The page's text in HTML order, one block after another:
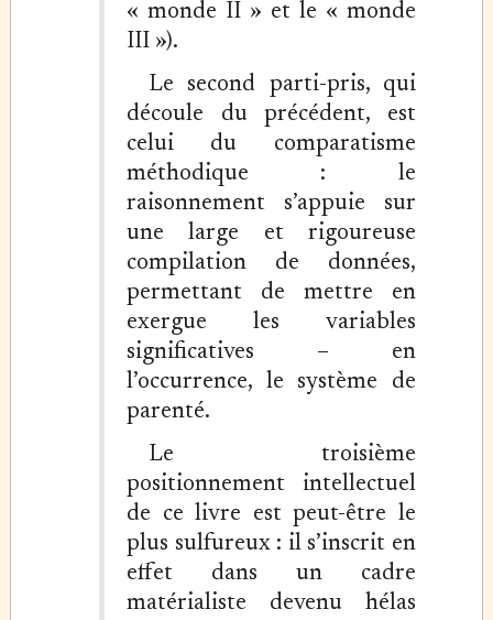
« monde II » et le « monde
III »).
Le second parti-pris, qui
découle du précédent, est
celui du comparatisme
méthodique : le
raisonnement s’appuie sur
une large et rigoureuse
compilation de données,
permettant de mettre en
exergue les variables
significatives – en
l’occurrence, le système de
parenté.
Le troisième
positionnement intellectuel
de ce livre est peut-être le
plus sulfureux : il s’inscrit en
effet dans un cadre
matérialiste devenu hélas